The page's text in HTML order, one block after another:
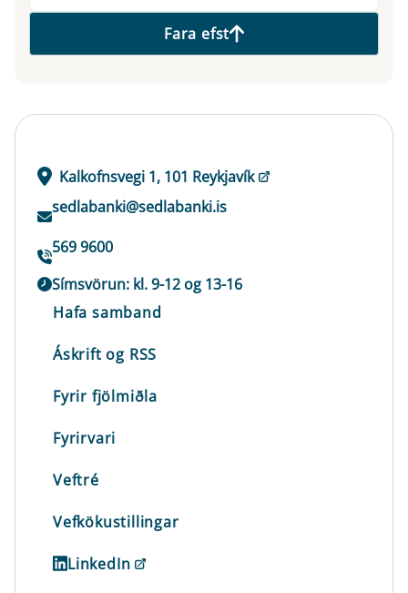
Fara efst
Kalkofnsvegi 1, 101 Reykjavík
sedlabanki@sedlabanki.is
569 9600
Símsvörun: kl. 9-12 og 13-16
Hafa samband
Áskrift og RSS
Fyrir fjölmiðla
Fyrirvari
Veftré
Vefkökustillingar
LinkedIn